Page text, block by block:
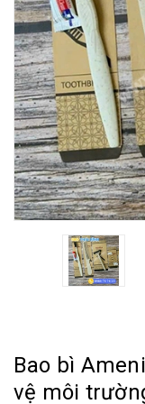
Bao bì
vệ môi